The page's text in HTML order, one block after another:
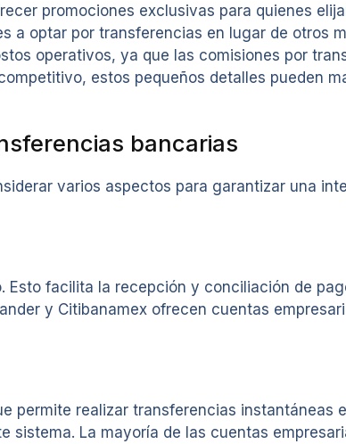
promociones exclusivas para quienes
a optar por transferencias en lugar de otros
operativos, ya que las comisiones por
estos pequeños detalles pueden
bancarias
varios aspectos para garantizar una
facilita la recepción y conciliación de
y Citibanamex ofrecen cuentas
permite realizar transferencias instantáneas
sistema. La mayoría de las cuentas